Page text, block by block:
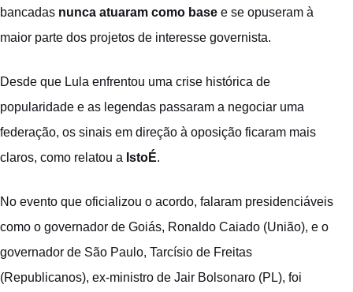
bancadas nunca atuaram como base e se opuseram à
maior parte dos projetos de interesse governista.
Desde que Lula enfrentou uma crise histórica de
popularidade e as legendas passaram a negociar uma
federação, os sinais em direção à oposição ficaram mais
claros, como relatou a IstoÉ.
No evento que oficializou o acordo, falaram presidenciáveis
como o governador de Goiás, Ronaldo Caiado (União), e o
governador de São Paulo, Tarcísio de Freitas
(Republicanos), ex-ministro de Jair Bolsonaro (PL), foi